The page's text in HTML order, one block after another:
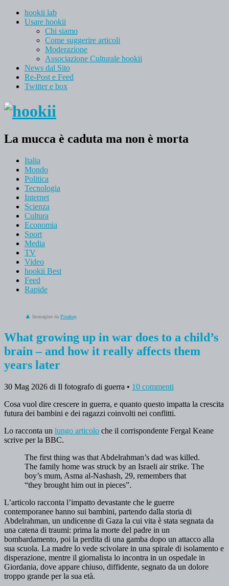
hookii lab
Usare hookii
Chi siamo
Come suggerire articoli
Moderazione
Associazione Culturale hookii
News dal Sito
Re-Post e Feed
Twitter e box
La mucca è caduta ma non è morta
Italia
Mondo
Politica
Tecnologia
Internet
Scienza
Cultura
Economia
Sport
Media
TV
Video
hookii Best
Feed
Rapide
Immagine da Pixabay.
What growing up in war does to a child’s
brain – and how it really affects them
years later
30 Mag 2026 di Il fotografo di guerra • 10 commenti
Cosa vuol dire crescere in guerra, e quanto questo impatta la crescita
futura dei bambini e dei ragazzi coinvolti nei conflitti.
Lo racconta un lungo articolo che il corrispondente Fergal Keane
scrive per la BBC.
The first thing was that Abdelrahman’s dad was killed.
The family home was struck by an Israeli air strike. The
boy’s mum, Asma al-Nashash, 29, remembers that
“they brought him out in pieces”.
L’articolo racconta l’impatto devastante che le guerre
contemporanee hanno sui bambini, partendo dalla storia di
Abdelrahman, un undicenne di Gaza la cui vita è stata segnata da
una catena di traumi: prima la morte del padre in un
bombardamento, poi la perdita di una gamba dopo un attacco alla
sua scuola. La madre lo vede scivolare in una spirale di isolamento e
disperazione, mentre il giornalista lo incontra in un ospedale in
Giordania, dove appare chiuso, diffidente, segnato da un dolore
troppo grande per la sua età.